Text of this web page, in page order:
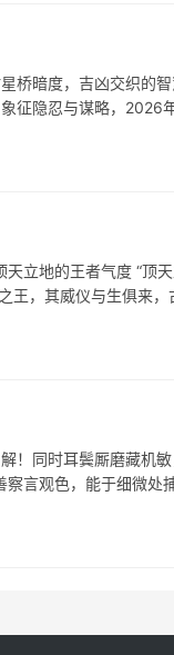
桥暗度，吉凶交织的智
征隐忍与谋略，2026
立地的王者气度 “顶
王，其威仪与生俱来，
！同时耳鬓厮磨藏机
言观色，能于细微处